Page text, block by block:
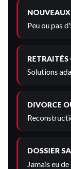
Peu ou pas
RETRAITÉS
Solutions
DIVORCE
DOSSIER
Jamais eu